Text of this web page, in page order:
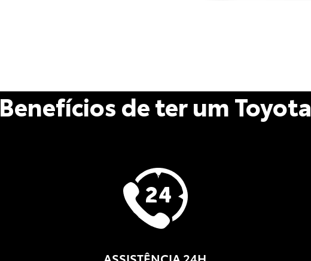
Benefícios de ter um Toyota